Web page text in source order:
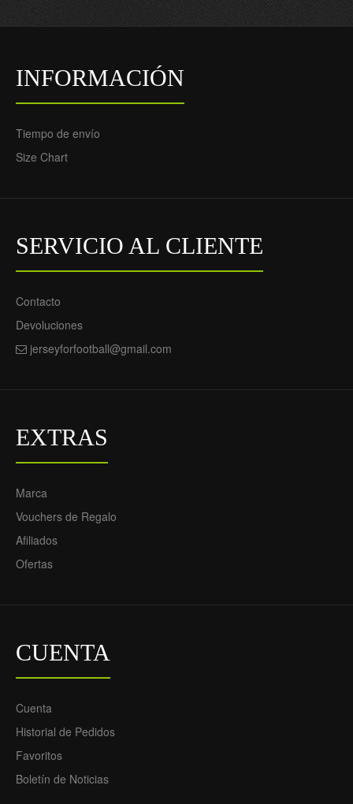
Santos FC Special Edition
69.55€
Camiseta de fútbol
Gremio FBPA Segunda
Equipación 2025-26 -
INFORMACIÓN
Tiempo de envío
Size Chart
SERVICIO AL CLIENTE
Contacto
Devoluciones
jerseyforfootball@gmail.com
EXTRAS
Marca
Vouchers de Regalo
Afiliados
Ofertas
CUENTA
Cuenta
Historial de Pedidos
Favoritos
Boletín de Noticias